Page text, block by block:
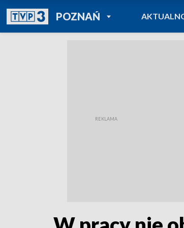
POZNAŃPOWRÓT DO
TVP REGIONY